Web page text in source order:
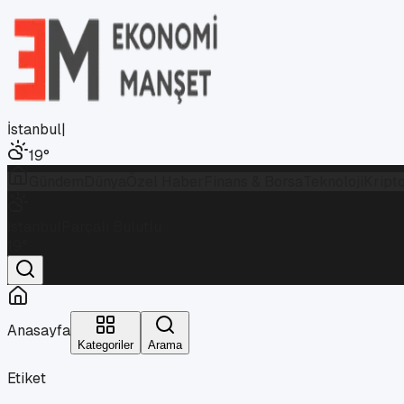
İstanbul|
19°
Anasayfa
Kategoriler Arama
Etiket